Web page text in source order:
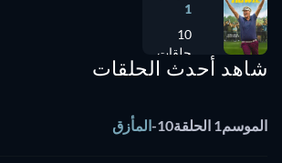
1
10
حلقات
شاهد أحدث الحلقات
الموسم1 الحلقة10 -المأزق